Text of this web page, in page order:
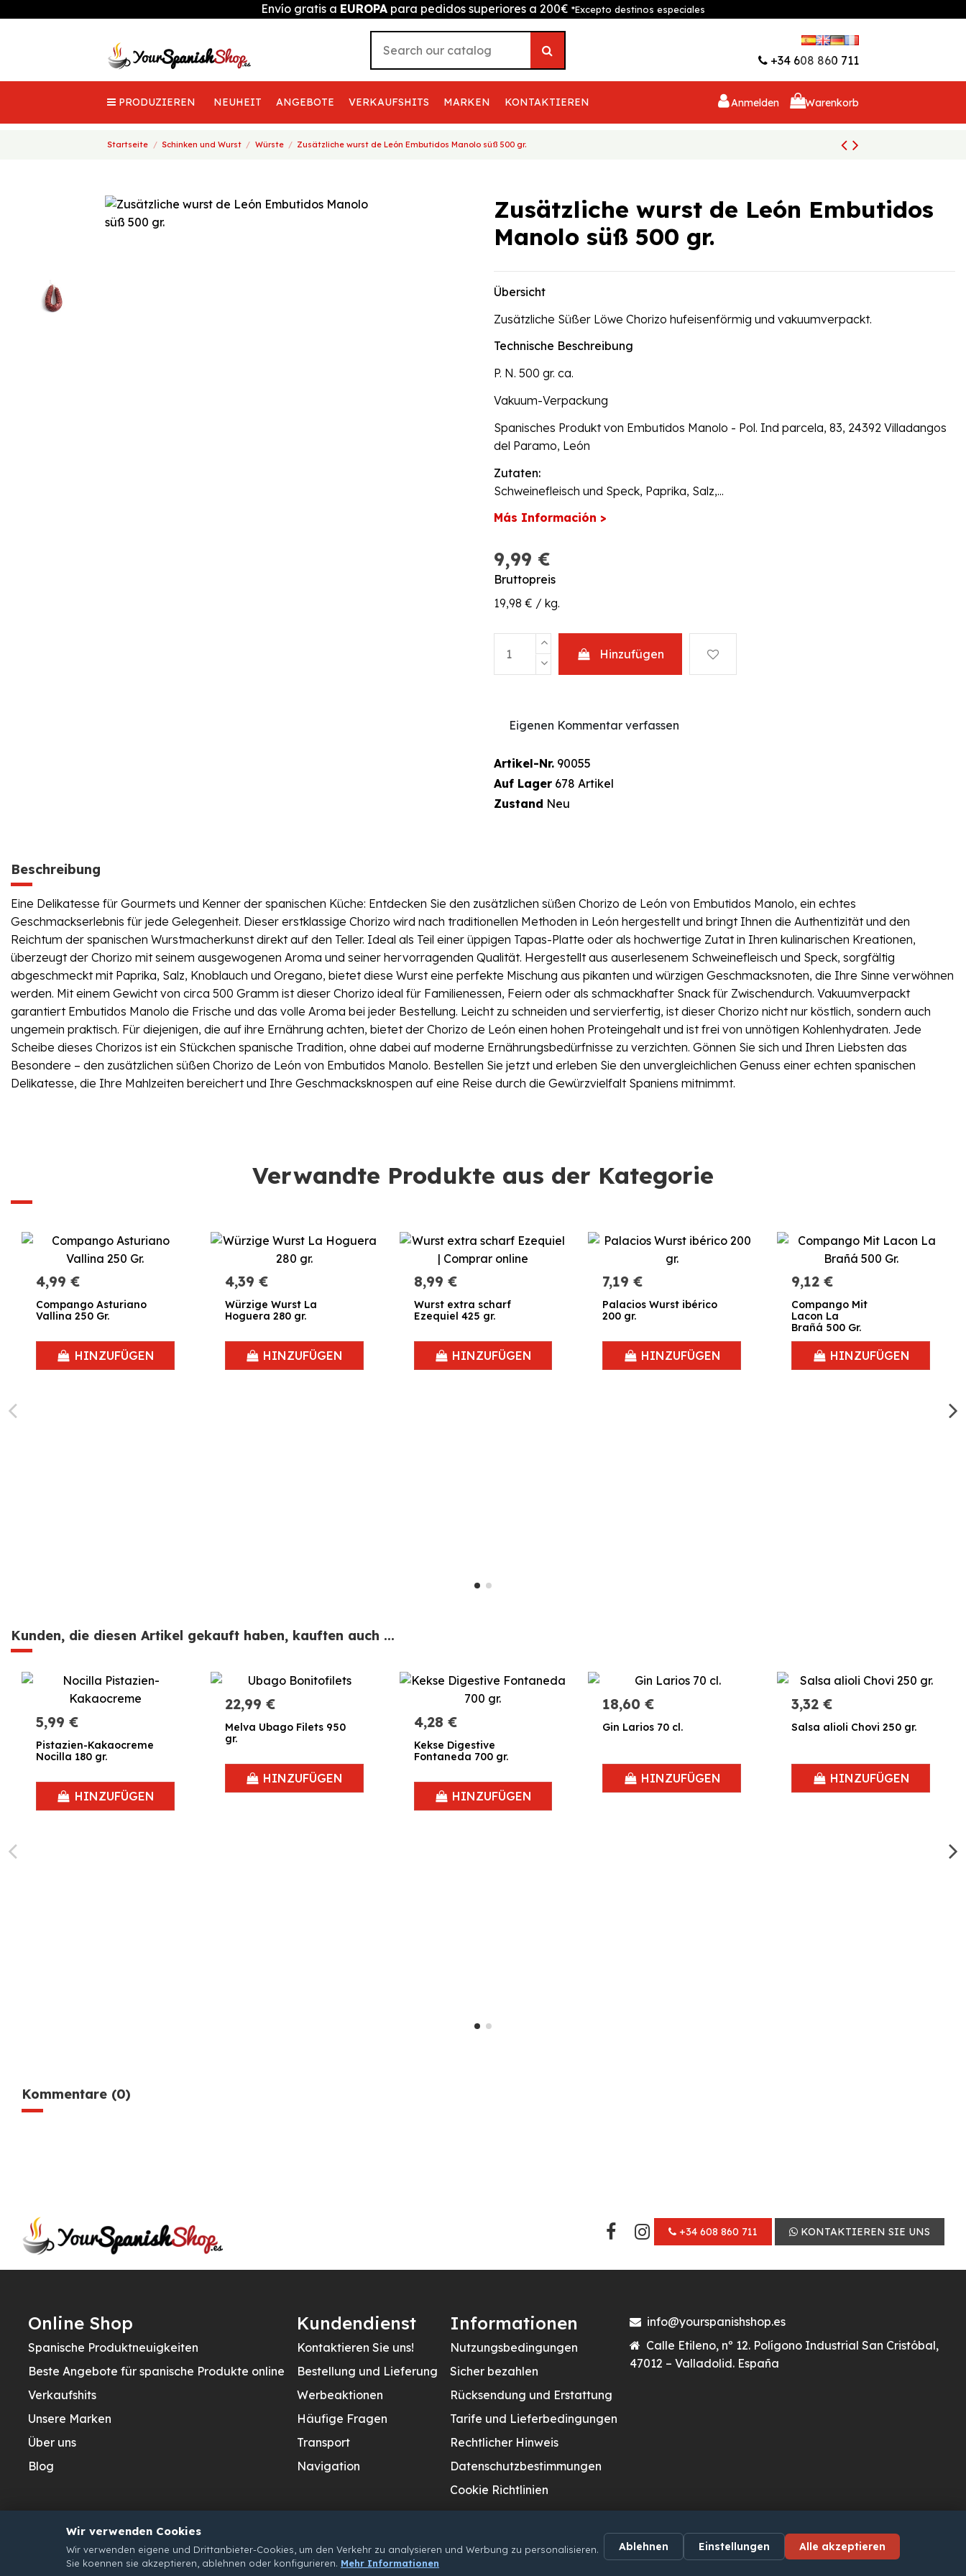
Envío gratis a EUROPA para pedidos superiores a 200€ *Excepto destinos especiales
+34 608 860 711
PRODUZIEREN NEUHEIT ANGEBOTE VERKAUFSHITS MARKEN KONTAKTIEREN Anmelden Warenkorb
Startseite Schinken und Wurst Würste Zusätzliche wurst de León Embutidos Manolo süß 500 gr.
Zusätzliche wurst de León Embutidos
Manolo süß 500 gr.
Übersicht
Zusätzliche Süßer Löwe Chorizo hufeisenförmig und vakuumverpackt.
Technische Beschreibung
P. N. 500 gr. ca.
Vakuum-Verpackung
Spanisches Produkt von Embutidos Manolo - Pol. Ind parcela, 83, 24392 Villadangos
del Paramo, León
Zutaten:
Schweinefleisch und Speck, Paprika, Salz,...
Más Información >
9,99 €
Bruttopreis
19,98 € / kg.
Hinzufügen
Eigenen Kommentar verfassen
Artikel-Nr. 90055
Auf Lager 678 Artikel
Zustand Neu
Beschreibung
Eine Delikatesse für Gourmets und Kenner der spanischen Küche: Entdecken Sie den zusätzlichen süßen Chorizo de León von Embutidos Manolo, ein echtes
Geschmackserlebnis für jede Gelegenheit. Dieser erstklassige Chorizo wird nach traditionellen Methoden in León hergestellt und bringt Ihnen die Authentizität und den
Reichtum der spanischen Wurstmacherkunst direkt auf den Teller. Ideal als Teil einer üppigen Tapas-Platte oder als hochwertige Zutat in Ihren kulinarischen Kreationen,
überzeugt der Chorizo mit seinem ausgewogenen Aroma und seiner hervorragenden Qualität. Hergestellt aus auserlesenem Schweinefleisch und Speck, sorgfältig
abgeschmeckt mit Paprika, Salz, Knoblauch und Oregano, bietet diese Wurst eine perfekte Mischung aus pikanten und würzigen Geschmacksnoten, die Ihre Sinne verwöhnen
werden. Mit einem Gewicht von circa 500 Gramm ist dieser Chorizo ideal für Familienessen, Feiern oder als schmackhafter Snack für Zwischendurch. Vakuumverpackt
garantiert Embutidos Manolo die Frische und das volle Aroma bei jeder Bestellung. Leicht zu schneiden und servierfertig, ist dieser Chorizo nicht nur köstlich, sondern auch
ungemein praktisch. Für diejenigen, die auf ihre Ernährung achten, bietet der Chorizo de León einen hohen Proteingehalt und ist frei von unnötigen Kohlenhydraten. Jede
Scheibe dieses Chorizos ist ein Stückchen spanische Tradition, ohne dabei auf moderne Ernährungsbedürfnisse zu verzichten. Gönnen Sie sich und Ihren Liebsten das
Besondere – den zusätzlichen süßen Chorizo de León von Embutidos Manolo. Bestellen Sie jetzt und erleben Sie den unvergleichlichen Genuss einer echten spanischen
Delikatesse, die Ihre Mahlzeiten bereichert und Ihre Geschmacksknospen auf eine Reise durch die Gewürzvielfalt Spaniens mitnimmt.
Verwandte Produkte aus der Kategorie
4,99 €
Compango Asturiano
Vallina 250 Gr.
HINZUFÜGEN
4,39 €
Würzige Wurst La
Hoguera 280 gr.
HINZUFÜGEN
8,99 €
Wurst extra scharf
Ezequiel 425 gr.
HINZUFÜGEN
7,19 €
Palacios Wurst ibérico
200 gr.
HINZUFÜGEN
9,12 €
Compango Mit
Lacon La
Brañá 500 Gr.
HINZUFÜGEN
Kunden, die diesen Artikel gekauft haben, kauften auch ...
5,99 €
Pistazien-Kakaocreme
Nocilla 180 gr.
HINZUFÜGEN
22,99 €
Melva Ubago Filets 950
gr.
HINZUFÜGEN
4,28 €
Kekse Digestive
Fontaneda 700 gr.
HINZUFÜGEN
18,60 €
Gin Larios 70 cl.
HINZUFÜGEN
3,32 €
Salsa alioli Chovi 250 gr.
HINZUFÜGEN
Kommentare (0)
+34 608 860 711 KONTAKTIEREN SIE UNS
Online Shop
Spanische Produktneuigkeiten
Beste Angebote für spanische Produkte online
Verkaufshits
Unsere Marken
Über uns
Blog
Kundendienst
Kontaktieren Sie uns!
Bestellung und Lieferung
Werbeaktionen
Häufige Fragen
Transport
Navigation
Informationen
Nutzungsbedingungen
Sicher bezahlen
Rücksendung und Erstattung
Tarife und Lieferbedingungen
Rechtlicher Hinweis
Datenschutzbestimmungen
Cookie Richtlinien
info@yourspanishshop.es
Calle Etileno, nº 12. Polígono Industrial San Cristóbal,
47012 – Valladolid. España
Wir verwenden Cookies
Wir verwenden eigene und Drittanbieter-Cookies, um den Verkehr zu analysieren und Werbung zu personalisieren.
Sie koennen sie akzeptieren, ablehnen oder konfigurieren. Mehr Informationen
Ablehnen Einstellungen Alle akzeptieren